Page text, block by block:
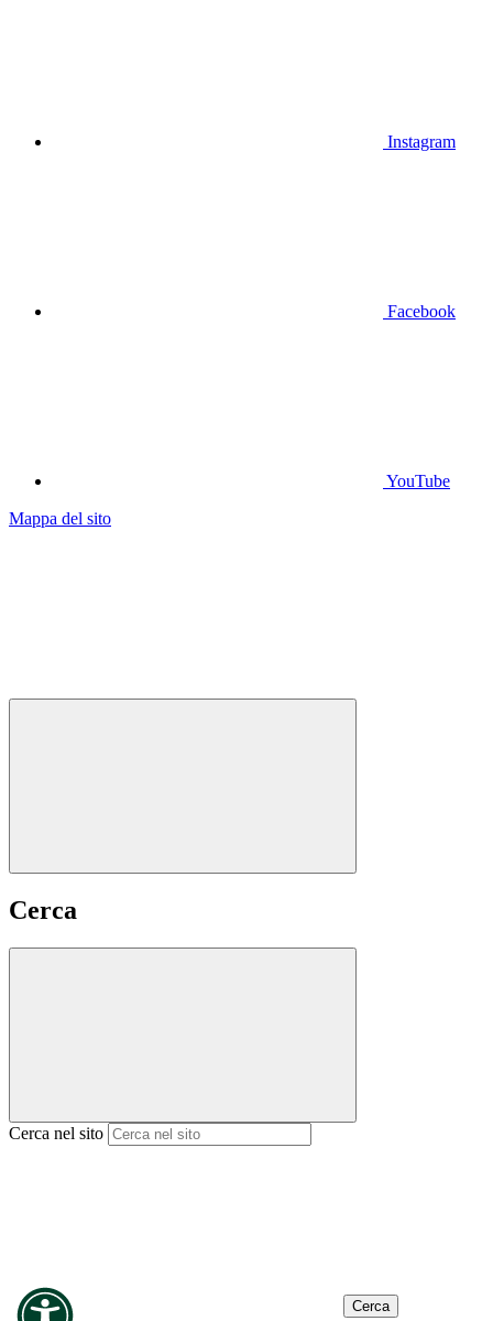
Instagram
Facebook
YouTube
Mappa del sito
Cerca
Cerca nel sito
Cerca